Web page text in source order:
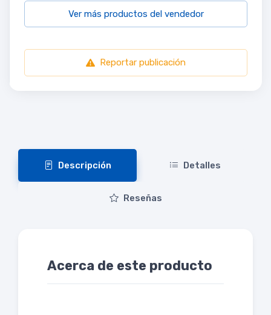
Ver más productos del vendedor
Reportar publicación
Descripción Detalles
Reseñas
Acerca de este producto